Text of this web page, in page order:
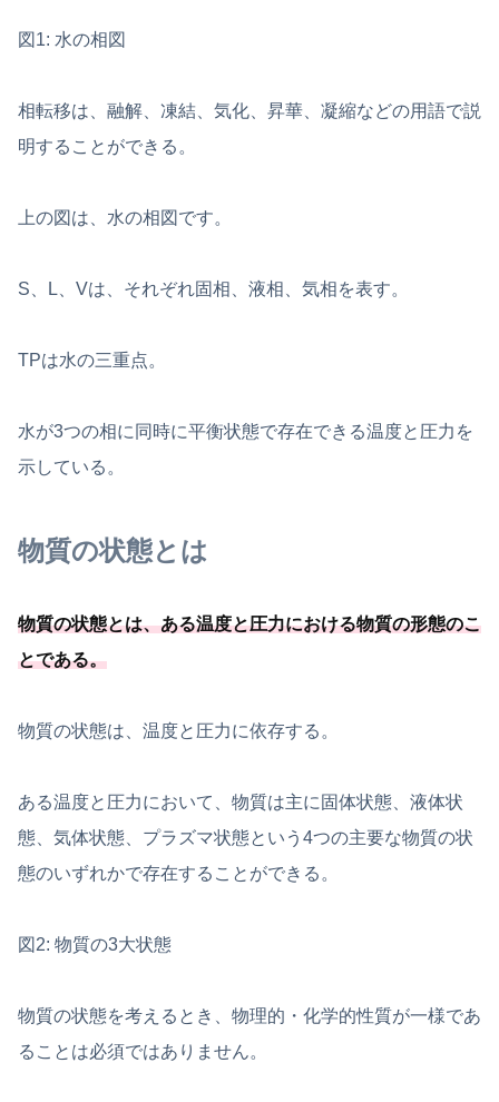
図1: 水の相図
相転移は、融解、凍結、気化、昇華、凝縮などの用語で説
明することができる。
上の図は、水の相図です。
S、L、Vは、それぞれ固相、液相、気相を表す。
TPは水の三重点。
水が3つの相に同時に平衡状態で存在できる温度と圧力を
示している。
物質の状態とは
物質の状態とは、ある温度と圧力における物質の形態のこ
とである。
物質の状態は、温度と圧力に依存する。
ある温度と圧力において、物質は主に固体状態、液体状
態、気体状態、プラズマ状態という4つの主要な物質の状
態のいずれかで存在することができる。
図2: 物質の3大状態
物質の状態を考えるとき、物理的・化学的性質が一様であ
ることは必須ではありません。